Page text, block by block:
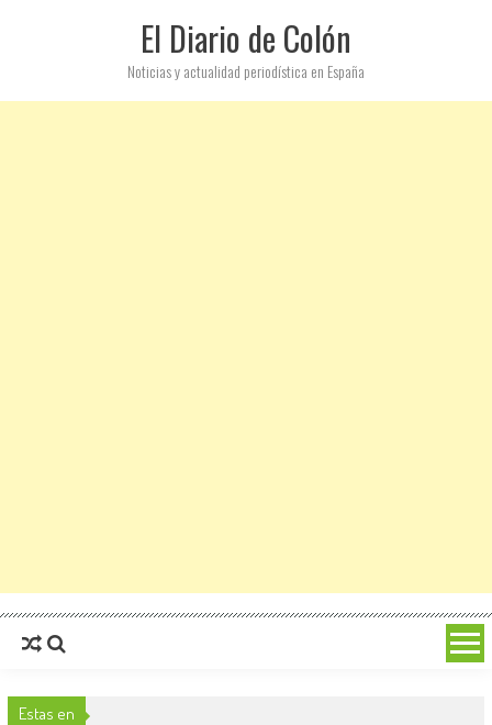
El Diario de Colón
Noticias y actualidad periodística en España
Estas en